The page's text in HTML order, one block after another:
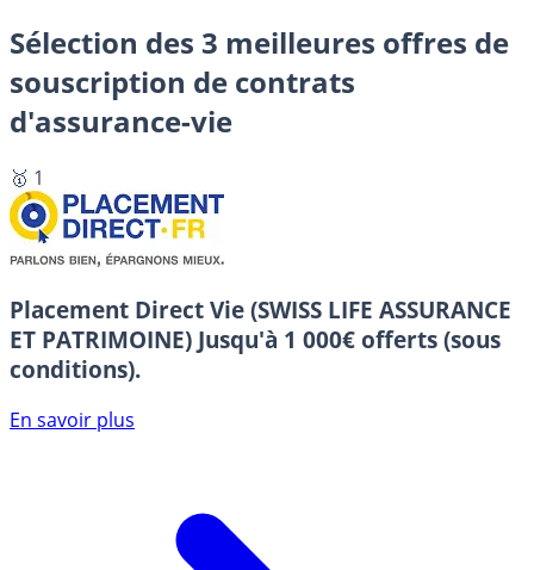
Sélection des 3 meilleures offres de
souscription de contrats
d'assurance-vie
🥇 1
Placement Direct Vie (SWISS LIFE ASSURANCE
ET PATRIMOINE) Jusqu'à 1 000€ offerts (sous
conditions).
En savoir plus